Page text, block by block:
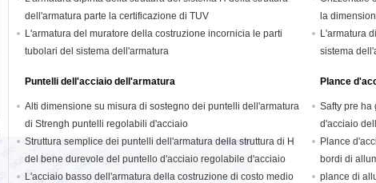
dell'armatura parte la certificazione di TUV
L'armatura del muratore della costruzione incornicia le parti
tubolari del sistema dell'armatura
la
L'armatura
sistema
Puntelli dell'acciaio dell'armatura
Alti dimensione su misura di sostegno dei puntelli dell'armatura
di Strengh puntelli regolabili d'acciaio
Struttura semplice dei puntelli dell'armatura della struttura di H
del bene durevole del puntello d'acciaio regolabile d'acciaio
dei costruttori
L'acciaio basso dell'armatura della costruzione di costo medio
Plance
Safty pre ha
d'acciaio
Plance
bordi di
plance di